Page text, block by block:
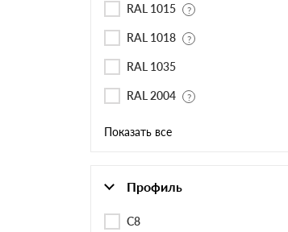
RAL 1015
RAL 1018
RAL 1035
RAL 2004
Показать все
Профиль
C8